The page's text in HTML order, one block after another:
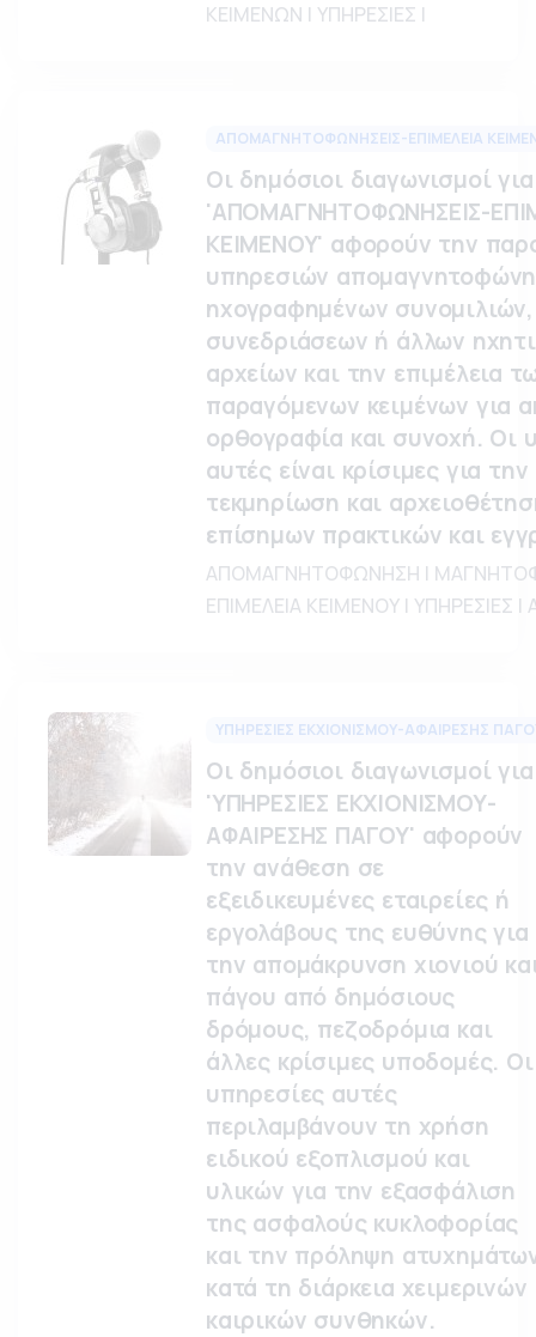
ΚΕΙΜΕΝΩΝ | ΥΠΗΡΕΣΙΕΣ |
ΑΠΟΜΑΓΝΗΤΟΦΩΝΗΣΕΙΣ-ΕΠΙΜΕΛΕΙΑ
Οι δημόσιοι διαγωνισμοί για
'ΑΠΟΜΑΓΝΗΤΟΦΩΝΗΣΕΙΣ-
ΚΕΙΜΕΝΟΥ' αφορούν την
υπηρεσιών
ηχογραφημένων συνομιλιών,
συνεδριάσεων ή άλλων
αρχείων και την επιμέλεια
παραγόμενων κειμένων για
ορθογραφία και συνοχή. Οι
αυτές είναι κρίσιμες για την
τεκμηρίωση και
επίσημων πρακτικών και
ΑΠΟΜΑΓΝΗΤΟΦΩΝΗΣΗ |
ΕΠΙΜΕΛΕΙΑ ΚΕΙΜΕΝΟΥ | ΥΠΗΡΕΣΙΕΣ |
ΥΠΗΡΕΣΙΕΣ ΕΚΧΙΟΝΙΣΜΟΥ-ΑΦΑΙΡΕΣΗΣ
Οι δημόσιοι διαγωνισμοί για
'ΥΠΗΡΕΣΙΕΣ ΕΚΧΙΟΝΙΣΜΟΥ-
ΑΦΑΙΡΕΣΗΣ ΠΑΓΟΥ' αφορούν
την ανάθεση σε
εξειδικευμένες εταιρείες ή
εργολάβους της ευθύνης για
την απομάκρυνση χιονιού
πάγου από δημόσιους
δρόμους, πεζοδρόμια και
άλλες κρίσιμες υποδομές. Οι
υπηρεσίες αυτές
περιλαμβάνουν τη χρήση
ειδικού εξοπλισμού και
υλικών για την εξασφάλιση
της ασφαλούς κυκλοφορίας
και την πρόληψη
κατά τη διάρκεια χειμερινών
καιρικών συνθηκών.